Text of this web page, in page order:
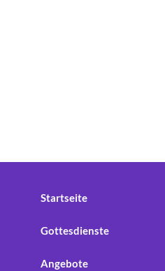
Startseite
Gottesdienste
Angebote